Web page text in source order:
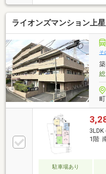
ライオンズマンション上
そ
町
3LDK
1階
駐車場あり